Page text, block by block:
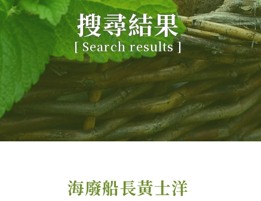
搜尋結果
[ Search results]
海廢船長黃士洋